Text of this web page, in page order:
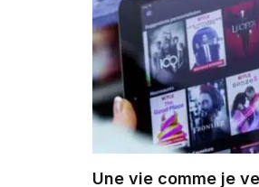
Une vie comme je